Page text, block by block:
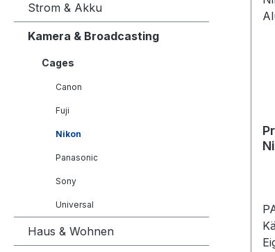
Strom & Akku
Kamera & Broadcasting
Cages
Canon
Fuji
Nikon
Panasonic
Sony
Universal
Haus & Wohnen